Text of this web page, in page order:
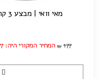
מאי וואי | מבצע 3 קרם לחות קשיו לשיער מתולתל
₪ 177 המחיר המקורי היה: ₪177.